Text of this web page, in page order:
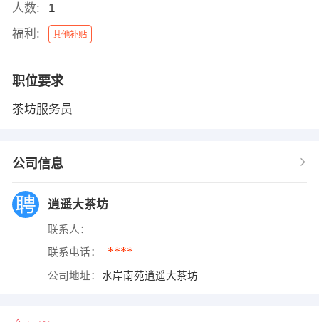
人数:
1
福利:
其他补贴
职位要求
茶坊服务员
公司信息
逍遥大茶坊
联系人：
联系电话： ****
公司地址： 水岸南苑逍遥大茶坊